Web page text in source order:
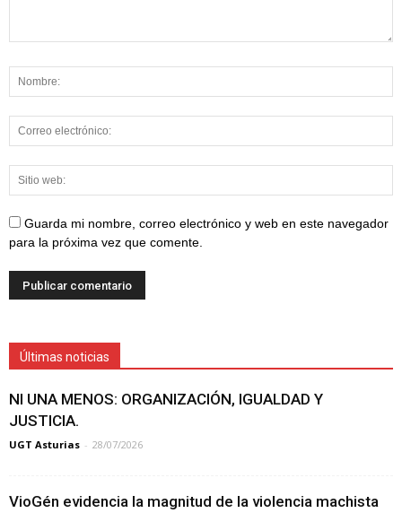
Guarda mi nombre, correo electrónico y web en este navegador
para la próxima vez que comente.
Últimas noticias
NI UNA MENOS: ORGANIZACIÓN, IGUALDAD Y
JUSTICIA.
UGT Asturias - 28/07/2026
VioGén evidencia la magnitud de la violencia machista